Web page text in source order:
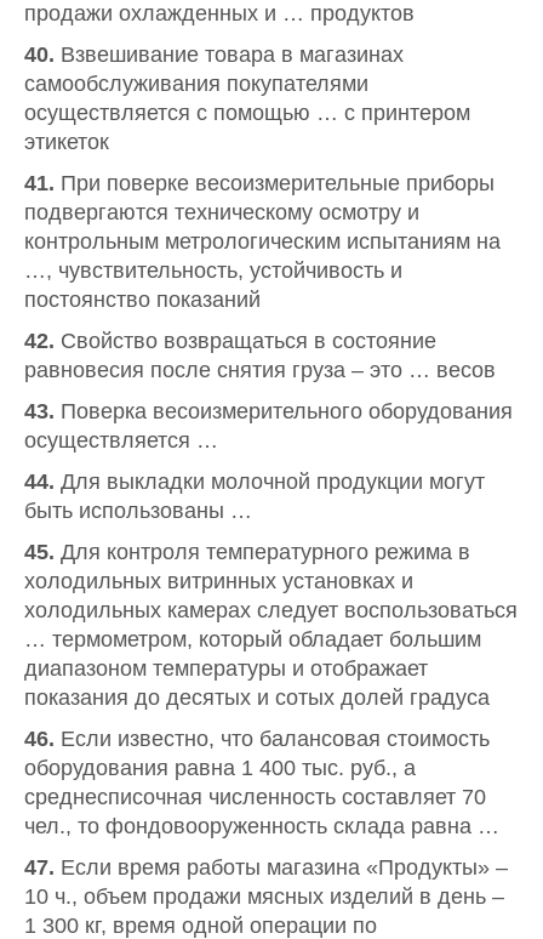
продажи охлажденных и … продуктов
40. Взвешивание товара в магазинах
самообслуживания покупателями
осуществляется с помощью … с принтером
этикеток
41. При поверке весоизмерительные приборы
подвергаются техническому осмотру и
контрольным метрологическим испытаниям на
…, чувствительность, устойчивость и
постоянство показаний
42. Свойство возвращаться в состояние
равновесия после снятия груза – это … весов
43. Поверка весоизмерительного оборудования
осуществляется …
44. Для выкладки молочной продукции могут
быть использованы …
45. Для контроля температурного режима в
холодильных витринных установках и
холодильных камерах следует воспользоваться
… термометром, который обладает большим
диапазоном температуры и отображает
показания до десятых и сотых долей градуса
46. Если известно, что балансовая стоимость
оборудования равна 1 400 тыс. руб., а
среднесписочная численность составляет 70
чел., то фондовооруженность склада равна …
47. Если время работы магазина «Продукты» –
10 ч., объем продажи мясных изделий в день –
1 300 кг, время одной операции по